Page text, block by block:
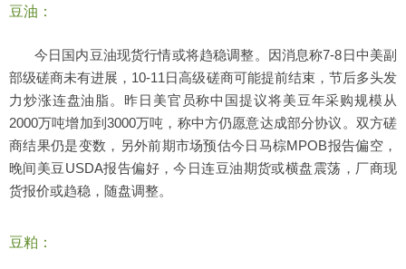
豆油：
今日国内豆油现货行情或将趋稳调整。因消息称7-8日中美副
部级磋商未有进展，10-11日高级磋商可能提前结束，节后多头发
力炒涨连盘油脂。昨日美官员称中国提议将美豆年采购规模从
2000万吨增加到3000万吨，称中方仍愿意达成部分协议。双方磋
商结果仍是变数，另外前期市场预估今日马棕MPOB报告偏空，
晚间美豆USDA报告偏好，今日连豆油期货或横盘震荡，厂商现
货报价或趋稳，随盘调整。
豆粕：